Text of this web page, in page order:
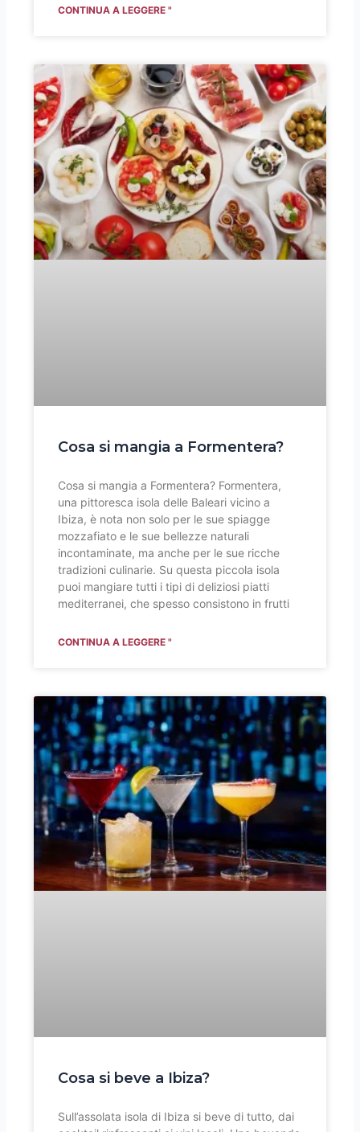
CONTINUA A LEGGERE "
Cosa si mangia a Formentera?
Cosa si mangia a Formentera? Formentera,
una pittoresca isola delle Baleari vicino a
Ibiza, è nota non solo per le sue spiagge
mozzafiato e le sue bellezze naturali
incontaminate, ma anche per le sue ricche
tradizioni culinarie. Su questa piccola isola
puoi mangiare tutti i tipi di deliziosi piatti
mediterranei, che spesso consistono in frutti
CONTINUA A LEGGERE "
Cosa si beve a Ibiza?
Sull’assolata isola di Ibiza si beve di tutto, dai